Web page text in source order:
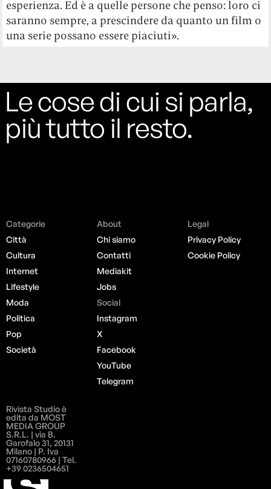
esperienza. Ed è a quelle persone che penso: loro ci
saranno sempre, a prescindere da quanto un film o
una serie possano essere piaciuti».
Le cose di cui si parla,
più tutto il resto.
Categorie
Città
Cultura
Internet
Lifestyle
Moda
Politica
Pop
Società
About
Chi siamo
Contatti
Mediakit
Jobs
Social
Instagram
X
Facebook
YouTube
Telegram
Legal
Privacy Policy
Cookie Policy
Rivista Studio è
edita da MOST
MEDIA GROUP
S.R.L. | via B.
Garofalo 31, 20131
Milano | P. Iva
07160780966 | Tel.
+39 0236504651